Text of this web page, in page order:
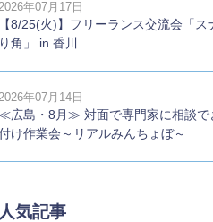
年07月17日
【8/25(火)】フリーランス交流会「ス
り角」 in 香川
年07月14日
≪広島・8月≫ 対面で専門家に相談で
け作業会～リアルみんちょぼ～
人気記事